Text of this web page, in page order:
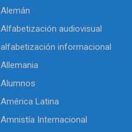
Alemán
Alfabetización audiovisual
alfabetización informacional
Allemania
Alumnos
América Latina
Amnistía Internacional